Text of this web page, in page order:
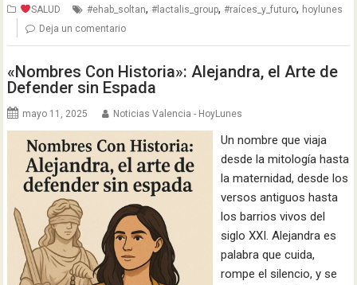
SALUD #ehab_soltan,#lactalis_group,#raíces_y_futuro, hoylunes
Deja un comentario
«Nombres Con Historia»: Alejandra, el Arte de
Defender sin Espada
mayo 11, 2025 Noticias Valencia - HoyLunes
Un nombre que viaja
desde la mitología hasta
la maternidad, desde los
versos antiguos hasta
los barrios vivos del
siglo XXI. Alejandra es
palabra que cuida,
rompe el silencio, y se